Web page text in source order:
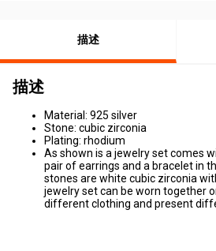
描述
描述
Material: 925 silver
Stone: cubic zirconia
Plating: rhodium
As shown is a jewelry set comes
pair of earrings and a bracelet in
stones are white cubic zirconia
jewelry set can be worn together
different clothing and present